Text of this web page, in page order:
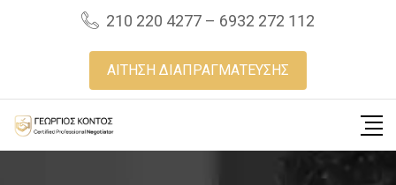
210 220 4277 – 6932 272 112
ΑΙΤΗΣΗ ΔΙΑΠΡΑΓΜΑΤΕΥΣΗΣ